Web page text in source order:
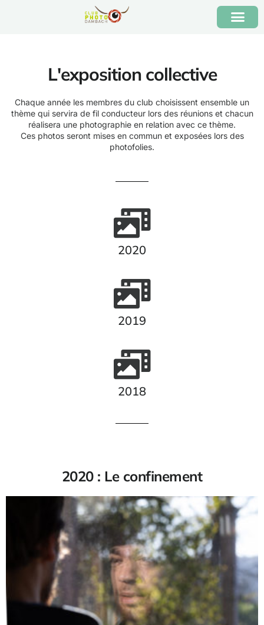
L'exposition collective
Chaque année les membres du club choisissent ensemble un
thème qui servira de fil conducteur lors des réunions et chacun
réalisera une photographie en relation avec ce thème.
Ces photos seront mises en commun et exposées lors des
photofolies.
2020
2019
2018
2020 : Le confinement